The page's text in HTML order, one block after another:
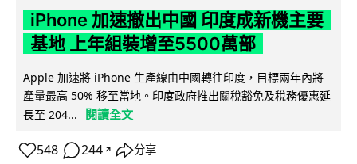
iPhone 加速撤出中國 印度成新機主要
基地 上年組裝增至5500萬部
Apple 加速將 iPhone 生產線由中國轉往印度，目標兩年內將
產量最高 50% 移至當地。印度政府推出關稅豁免及稅務優惠延
長至 204...
閱讀全文
548 244 ↗ 分享